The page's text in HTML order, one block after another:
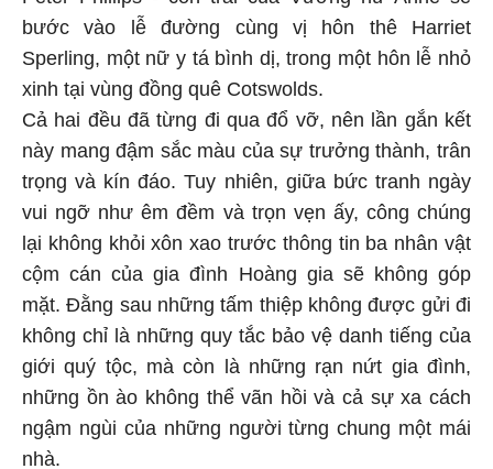
bước vào lễ đường cùng vị hôn thê Harriet
Sperling, một nữ y tá bình dị, trong một hôn lễ nhỏ
xinh tại vùng đồng quê Cotswolds.
Cả hai đều đã từng đi qua đổ vỡ, nên lần gắn kết
này mang đậm sắc màu của sự trưởng thành, trân
trọng và kín đáo. Tuy nhiên, giữa bức tranh ngày
vui ngỡ như êm đềm và trọn vẹn ấy, công chúng
lại không khỏi xôn xao trước thông tin ba nhân vật
cộm cán của gia đình Hoàng gia sẽ không góp
mặt. Đằng sau những tấm thiệp không được gửi đi
không chỉ là những quy tắc bảo vệ danh tiếng của
giới quý tộc, mà còn là những rạn nứt gia đình,
những ồn ào không thể vãn hồi và cả sự xa cách
ngậm ngùi của những người từng chung một mái
nhà.